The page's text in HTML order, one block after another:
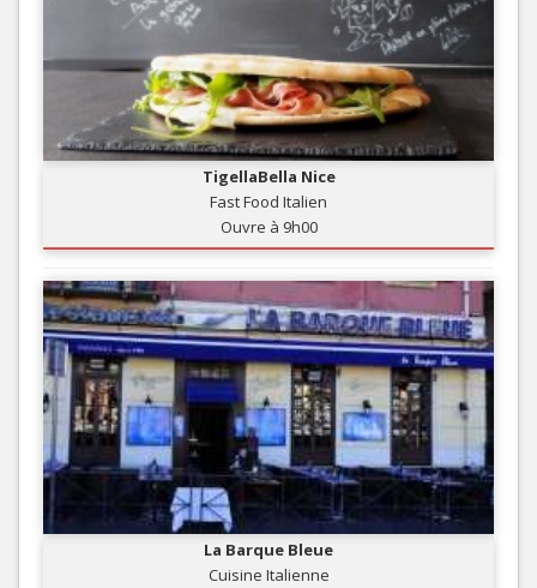
TigellaBella Nice
Fast Food Italien
Ouvre à 9h00
La Barque Bleue
Cuisine Italienne